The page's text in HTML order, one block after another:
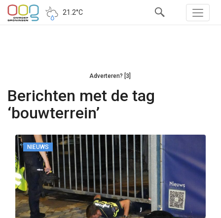
21.2°C
Adverteren? [3]
Berichten met de tag
‘bouwterrein’
NIEUWS